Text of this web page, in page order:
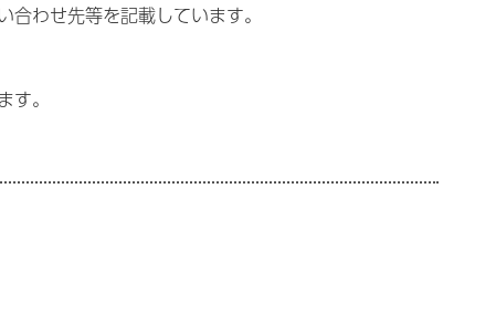
わせ先等を記載しています。
。